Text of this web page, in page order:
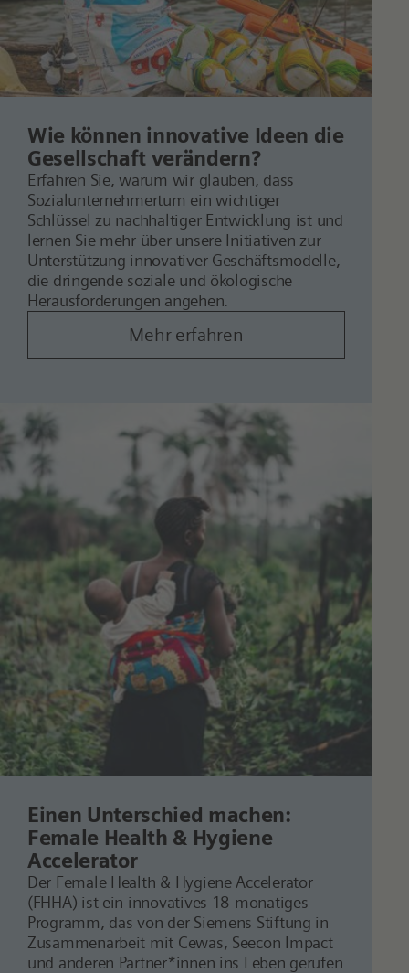
Wie können innovative Ideen die
Gesellschaft verändern?
Erfahren Sie, warum wir glauben, dass
Sozialunternehmertum ein wichtiger
Schlüssel zu nachhaltiger Entwicklung ist und
lernen Sie mehr über unsere Initiativen zur
Unterstützung innovativer Geschäftsmodelle,
die dringende soziale und ökologische
Herausforderungen angehen.
Mehr erfahren
Einen Unterschied machen:
Female Health & Hygiene
Accelerator
Der Female Health & Hygiene Accelerator
(FHHA) ist ein innovatives 18-monatiges
Programm, das von der Siemens Stiftung in
Zusammenarbeit mit Cewas, Seecon Impact
und anderen Partner*innen ins Leben gerufen